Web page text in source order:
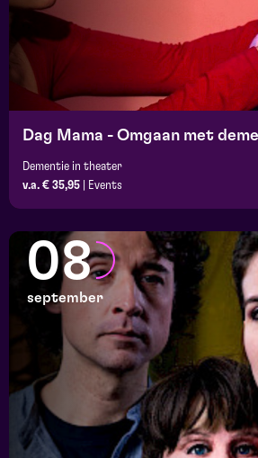
Dag Mama - Omgaan met
Dementie in theater
v.a. € 35,95
Events
08
september